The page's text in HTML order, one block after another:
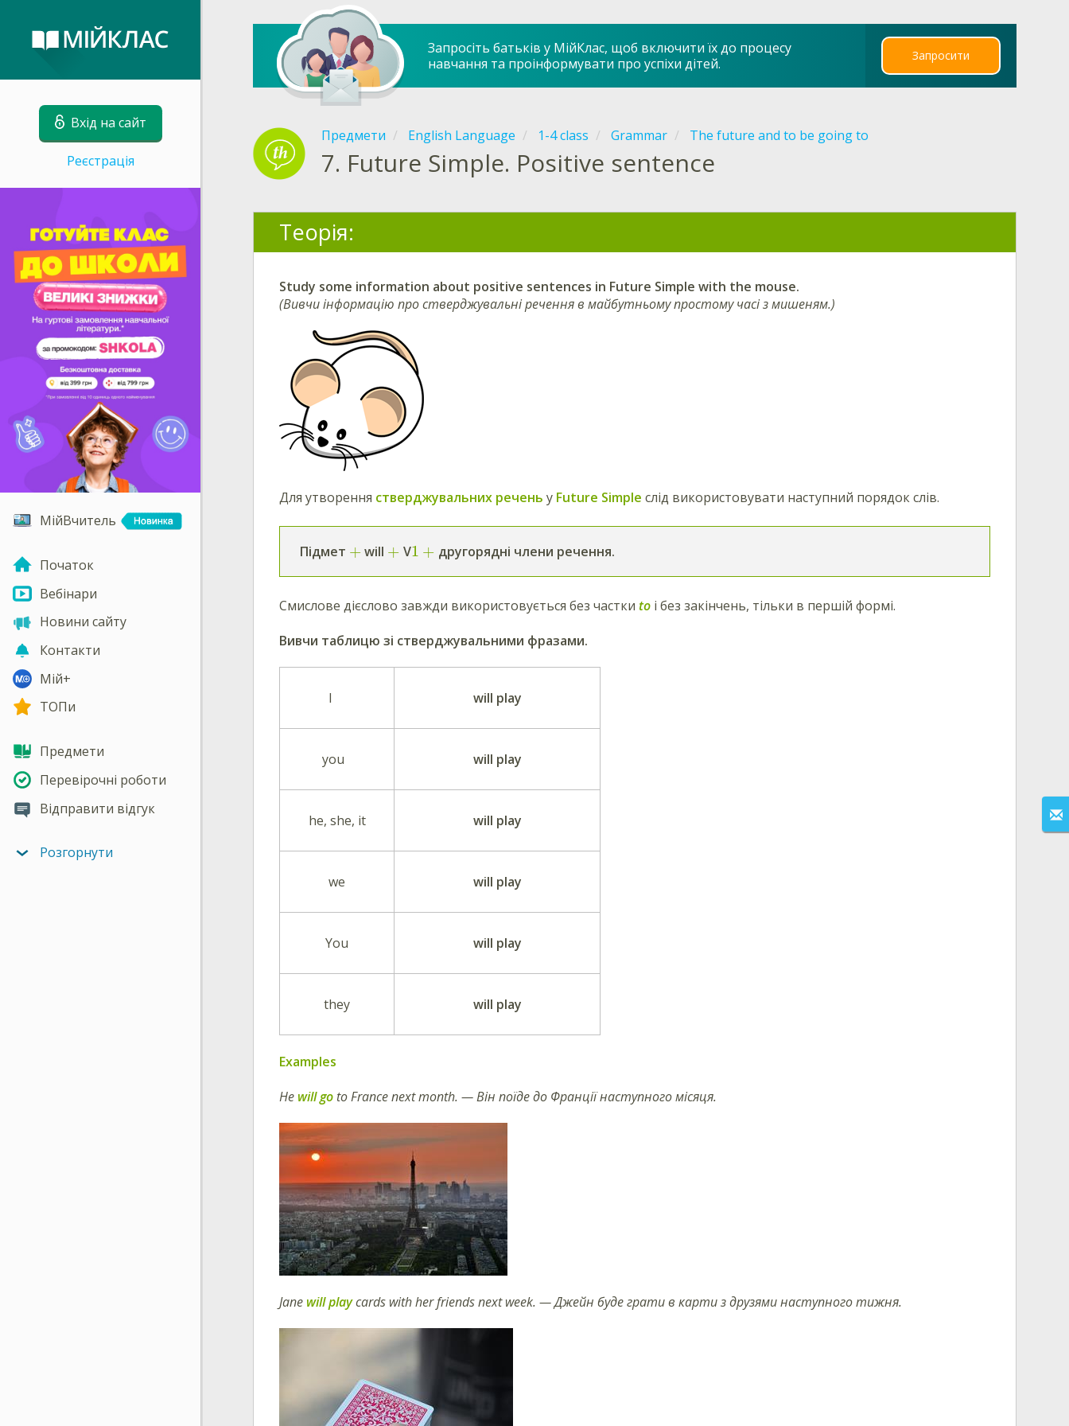
Вхід на сайт
Реєстрація
МійВчитель
Початок
Вебінари
Новини сайту
Контакти
Мій+
ТОПи
Предмети
Перевірочні роботи
Відправити відгук
Розгорнути
Запросіть батьків у МійКлас, щоб включити їх до процесу
навчання та проінформувати про успіхи дітей.
Запросити
Предмети English Language 1-4 class Grammar The future and to be going to
7. Future Simple. Positive sentence
Теорія:
Study some information about positive sentences in Future Simple with the mouse.
(Вивчи інформацію про стверджувальні речення в майбутньому простому часі з мишеням.)
Для утворення стверджувальних речень у Future Simple слід використовувати наступний порядок слів.
Підмет +will + V1 + другорядні члени речення.
Смислове дієслово завжди використовується без частки to і без закінчень, тільки в першій формі.
Вивчи таблицю зі стверджувальними фразами.
I will play
you will play
he, she, it will play
we will play
You will play
they will play
Examples
He will go to France next month. — Він поїде до Франції наступного місяця.
Jane will playcards with her friends next week. — Джейн буде грати в карти з друзями наступного тижня.